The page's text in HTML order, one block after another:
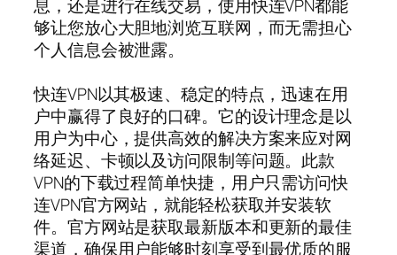
息，还是进行在线交易，使用快连VPN都能
够让您放心大胆地浏览互联网，而无需担心
个人信息会被泄露。
快连VPN以其极速、稳定的特点，迅速在用
户中赢得了良好的口碑。它的设计理念是以
用户为中心，提供高效的解决方案来应对网
络延迟、卡顿以及访问限制等问题。此款
VPN的下载过程简单快捷，用户只需访问快
连VPN官方网站，就能轻松获取并安装软
件。官方网站是获取最新版本和更新的最佳
渠道，确保用户能够时刻享受到最优质的服